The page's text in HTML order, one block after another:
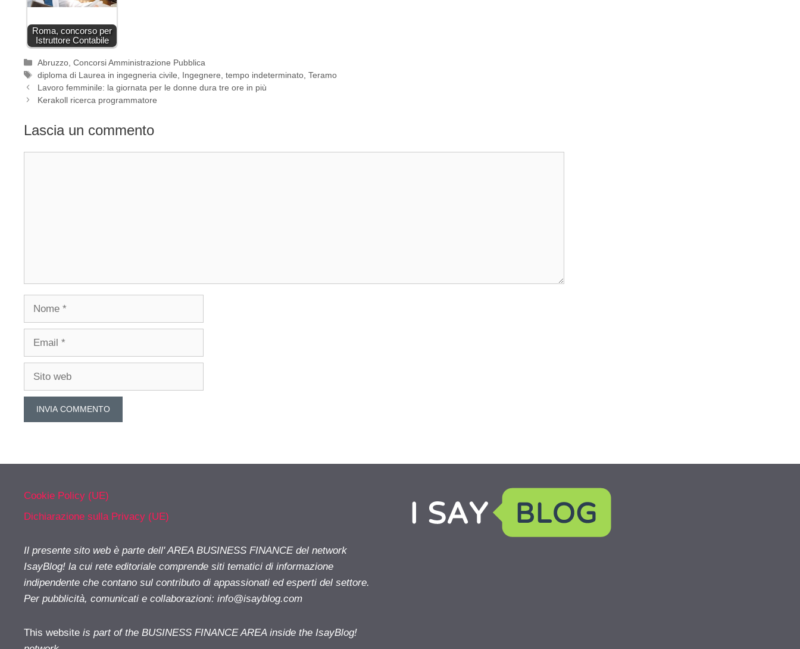
Roma, concorso per
Istruttore Contabile
Categorie
Abruzzo ,Concorsi Amministrazione Pubblica
Tag
diploma di Laurea in ingegneria civile Ingegnere ,tempo indeterminato ,Teramo
Lavoro femminile: la giornata per le donne dura tre ore in più
Kerakoll ricerca programmatore
Lascia un commento
Cookie Policy (UE)
Dichiarazione sulla Privacy (UE)
Il presente sito web è parte dell' AREA BUSINESS FINANCE del network
IsayBlog! la cui rete editoriale comprende siti tematici di informazione
indipendente che contano sul contributo di appassionati ed esperti del settore.
Per pubblicità, comunicati e collaborazioni: info@isayblog.com
This website is part of the BUSINESS FINANCE AREA inside the IsayBlog!